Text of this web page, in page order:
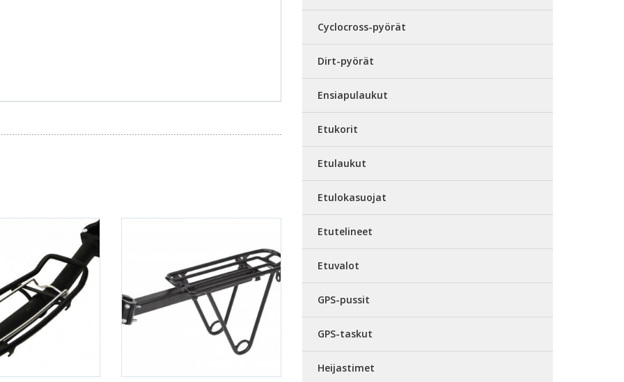
Cyclocross-pyörät
Dirt-pyörät
Ensiapulaukut
Etukorit
Etulaukut
Etulokasuojat
Etutelineet
Etuvalot
GPS-pussit
GPS-taskut
Heijastimet